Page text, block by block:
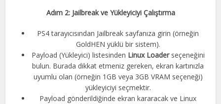
Adım 2: Jailbreak ve Yükleyiciyi Çalıştırma
PS4 tarayıcısından Jailbreak sayfanıza girin (örneğin
GoldHEN yüklü bir sistem).
Payload (Yükleyici) listesinden Linux Loaderseçeneğini
bulun. Burada dikkat etmeniz gereken, ekran kartınızla
uyumlu olan (örneğin 1GB veya 3GB VRAM seçeneği)
yükleyiciyi seçmektir.
Payload gönderildiğinde ekran kararacak ve Linux